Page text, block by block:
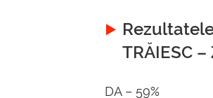
TRĂIESC
DA – 59%